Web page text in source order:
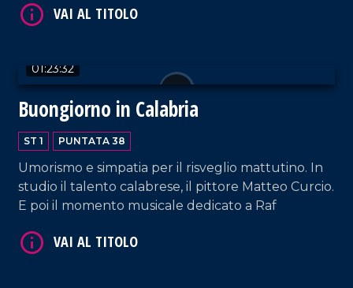
01:23:32
Buongiorno in Calabria
ST 1 PUNTATA 38
Umorismo e simpatia per il risveglio mattutino. In
studio il talento calabrese, il pittore Matteo Curcio.
E poi il momento musicale dedicato a Raf
VAI AL TITOLO